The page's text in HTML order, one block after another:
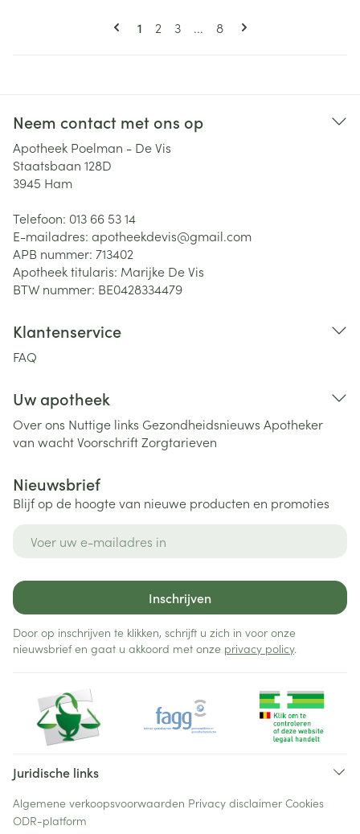
Pagina's
U lees momenteel pagina
1 Pagina
2 Pagina
3 ... Pagina
8
Neem contact met ons op
Apotheek Poelman - De Vis
Staatsbaan 128D
3945 Ham
Telefoon: 013 66 53 14
E-mailadres: apotheekdevis@gmail.com
APB nummer: 713402
Apotheek titularis: Marijke De Vis
BTW nummer: BE0428334479
Klantenservice
FAQ
Uw apotheek
Over ons Nuttige links Gezondheidsnieuws Apotheker
van wachtVoorschriftZorgtarieven
Nieuwsbrief
Blijf op de hoogte van nieuwe producten en promoties
Inschrijven
Door op inschrijven te klikken, schrijft u zich in voor onze
nieuwsbrief en gaat u akkoord met onze privacy policy.
Juridische links
Algemene verkoopsvoorwaarden Privacy disclaimer Cookies
ODR-platform